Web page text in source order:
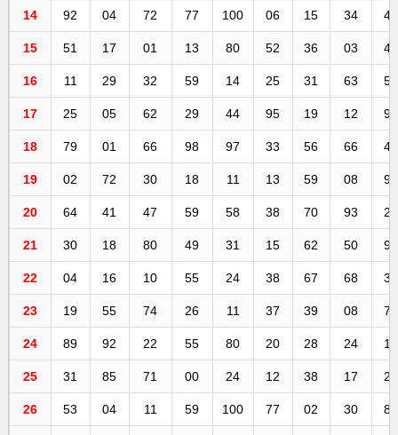
14 92 04 72 77 100 06 15 34 45
15 51 17 01 13 80 52 36 03 42
16 11 29 32 59 14 25 31 63 52
17 25 05 62 29 44 95 19 12 96
18 79 01 66 98 97 33 56 66 42
19 02 72 30 18 11 13 59 08 94
20 64 41 47 59 58 38 70 93 21
21 30 18 80 49 31 15 62 50 96
22 04 16 10 55 24 38 67 68 33
23 19 55 74 26 11 37 39 08 71
24 89 92 22 55 80 20 28 24 13
25 31 85 71 00 24 12 38 17 27
26 53 04 11 59 100 77 02 30 86